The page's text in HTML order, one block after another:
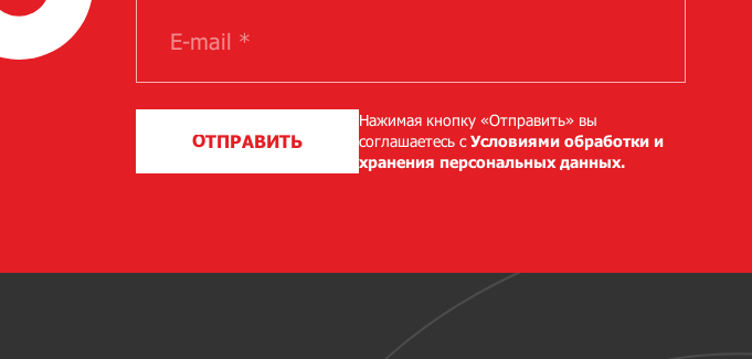
ОТПРАВИТЬ
Нажимая кнопку «Отправить» вы
соглашаетесь сУсловиями обработки и
хранения персональных данных.